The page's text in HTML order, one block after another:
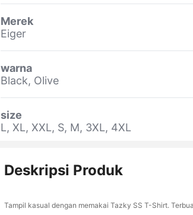
Merek
Eiger
warna
Black, Olive
size
L, XL, XXL, S, M, 3XL, 4XL
Deskripsi Produk
Tampil kasual dengan memakai Tazky SS T-Shirt.